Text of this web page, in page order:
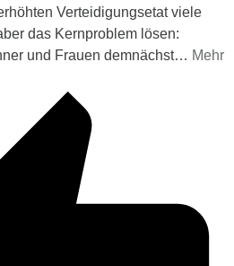
Verteidigungsetat viele
das Kernproblem lösen:
und Frauen demnächst… Mehr